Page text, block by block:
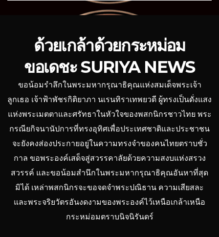
ด้วยเกล้าด้วยกระหม่อม
ขอเดชะ SURIYA NEWS
ขอน้อมรำลึกในพระมหากรุณาธิคุณแห่งสมเด็จพระเจ้า
ลูกเธอ เจ้าฟ้าพัชรกิติยาภา นเรนทิราเทพยวดี ผู้ทรงเป็นดั่งแสง
แห่งพระเมตตาและศรัทธาในหัวใจของพสกนิกรชาวไทย พระ
กรณียกิจนานัปการที่ทรงอุทิศเพื่อประเทศชาติและประชาชน
จะยังคงส่องประกายอยู่ในความทรงจำของคนไทยตราบชั่ว
กาล ขอพระองค์เสด็จสู่สวรรคาลัยด้วยความสงบแห่งสรวง
สวรรค์ และขอน้อมสำนึกในพระมหากรุณาธิคุณอันหาที่สุด
มิได้ เหล่าพสกนิกรจะขอจดจำพระปณิธาน ความเสียสละ
และพระจริยวัตรอันงดงามของพระองค์ไว้เหนือเกล้าเหนือ
กระหม่อมตราบนิจนิรันดร์